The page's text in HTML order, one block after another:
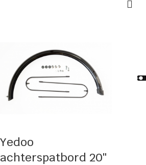
Yedoo
achterspatbord 20″